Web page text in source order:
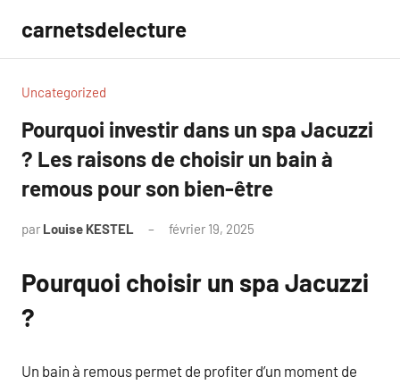
contenu
carnetsdelecture
Uncategorized
Pourquoi investir dans un spa Jacuzzi
? Les raisons de choisir un bain à
remous pour son bien-être
par Louise KESTEL février 19, 2025
Pourquoi choisir un spa Jacuzzi
?
Un bain à remous permet de profiter d’un moment de